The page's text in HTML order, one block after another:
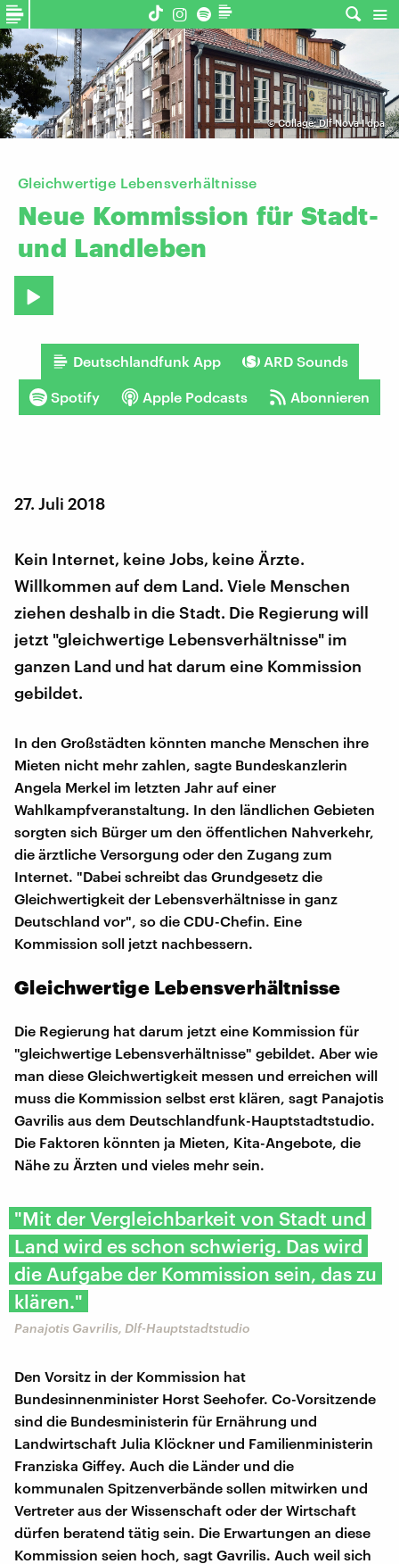
©Collage: Dlf Nova I dpa
Gleichwertige Lebensverhältnisse
Neue Kommission für Stadt-
und Landleben
Deutschlandfunk App ARD Sounds
Spotify Apple Podcasts Abonnieren
27. Juli 2018
Kein Internet, keine Jobs, keine Ärzte.
Willkommen auf dem Land. Viele Menschen
ziehen deshalb in die Stadt. Die Regierung will
jetzt "gleichwertige Lebensverhältnisse" im
ganzen Land und hat darum eine Kommission
gebildet.
In den Großstädten könnten manche Menschen ihre
Mieten nicht mehr zahlen, sagte Bundeskanzlerin
Angela Merkel im letzten Jahr auf einer
Wahlkampfveranstaltung. In den ländlichen Gebieten
sorgten sich Bürger um den öffentlichen Nahverkehr,
die ärztliche Versorgung oder den Zugang zum
Internet. "Dabei schreibt das Grundgesetz die
Gleichwertigkeit der Lebensverhältnisse in ganz
Deutschland vor", so die CDU-Chefin. Eine
Kommission soll jetzt nachbessern.
Gleichwertige Lebensverhältnisse
Die Regierung hat darum jetzt eine Kommission für
"gleichwertige Lebensverhältnisse" gebildet. Aber wie
man diese Gleichwertigkeit messen und erreichen will
muss die Kommission selbst erst klären, sagt Panajotis
Gavrilis aus dem Deutschlandfunk-Hauptstadtstudio.
Die Faktoren könnten ja Mieten, Kita-Angebote, die
Nähe zu Ärzten und vieles mehr sein.
"Mit der Vergleichbarkeit von Stadt und
Land wird es schon schwierig. Das wird
die Aufgabe der Kommission sein, das zu
klären."
Panajotis Gavrilis, Dlf-Hauptstadtstudio
Den Vorsitz in der Kommission hat
Bundesinnenminister Horst Seehofer. Co-Vorsitzende
sind die Bundesministerin für Ernährung und
Landwirtschaft Julia Klöckner und Familienministerin
Franziska Giffey. Auch die Länder und die
kommunalen Spitzenverbände sollen mitwirken und
Vertreter aus der Wissenschaft oder der Wirtschaft
dürfen beratend tätig sein. Die Erwartungen an diese
Kommission seien hoch, sagt Gavrilis. Auch weil sich